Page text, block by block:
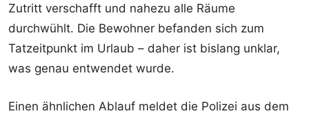
Zutritt verschafft und nahezu alle Räume
durchwühlt. Die Bewohner befanden sich zum
Tatzeitpunkt im Urlaub – daher ist bislang unklar,
was genau entwendet wurde.
Einen ähnlichen Ablauf meldet die Polizei aus dem